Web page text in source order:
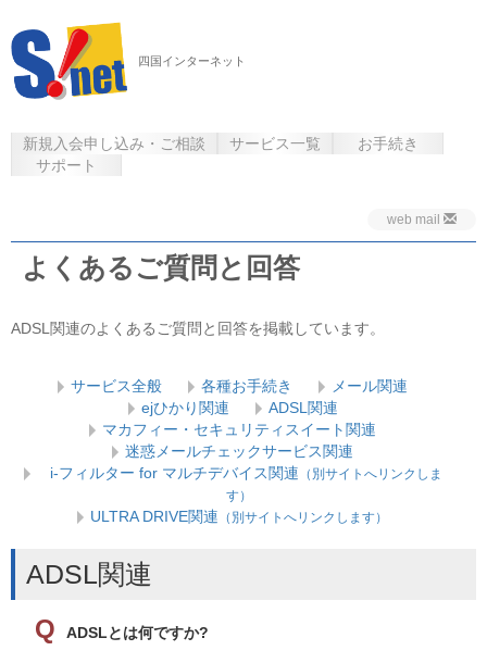
四国インターネット
新規入会申し込み・ご相談 サービス一覧
お手続き
サポート
web mail
よくあるご質問と回答
ADSL関連のよくあるご質問と回答を掲載しています。
サービス全般 各種お手続き
メール関連
ejひかり関連
ADSL関連
マカフィー・セキュリティスイート関連
迷惑メールチェックサービス関連
i-フィルター for マルチデバイス関連 （別サイトへリンクしま
す）
ULTRA DRIVE関連 （別サイトへリンクします）
ADSL関連
ADSLとは何ですか?